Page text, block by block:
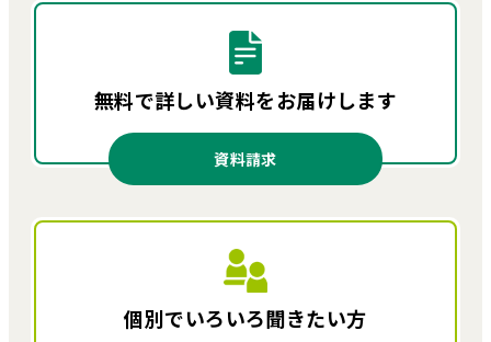
無料で詳しい資料をお届けします
資料請求
個別でいろいろ聞きたい方